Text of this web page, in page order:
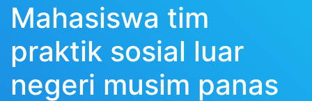
Mahasiswa tim
praktik sosial luar
negeri musim panas